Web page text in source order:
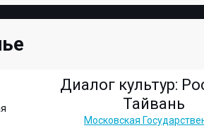
Диалог культур:
Тайвань
Московская